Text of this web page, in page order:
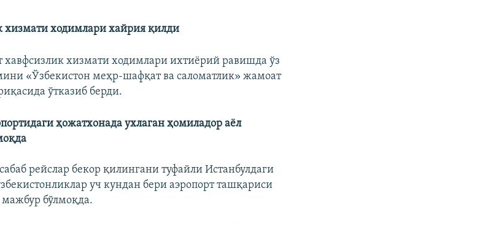
ходимлари хайрия қилди
хавфсизлик хизмати ходимлари ихтиёрий равишда ўз
«Ўзбекистон меҳр-шафқат ва саломатлик» жамоат
ўтказиб берди.
ҳожатхонада ухлаган ҳомиладор аëл
рейслар бекор қилингани туфайли Истанбулдаги
уч кундан бери аэропорт ташқариси
бўлмоқда.